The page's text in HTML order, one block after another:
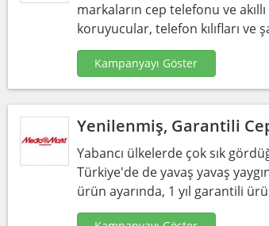
markaların cep telefonu ve
koruyucular, telefon kılıfları ve
Kampanyayı Göster
Yenilenmiş, Garantili
Yabancı ülkelerde çok sık
Türkiye'de de yavaş yavaş
ürün ayarında, 1 yıl garantili